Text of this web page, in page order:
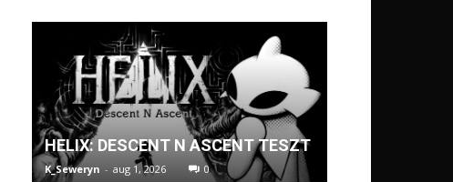
HELIX: DESCENT N ASCENT TESZT
K_Seweryn - aug 1, 2026 0